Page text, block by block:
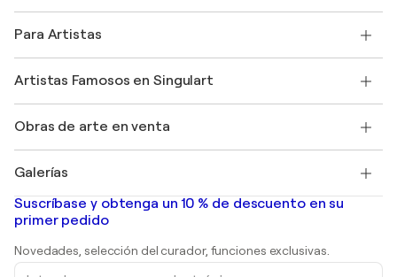
Ofrecer una tarjeta regalo
Unirse a nuestro programa comercial
Mi cuenta
Protección al comprador
+34 911 23 97 81
faq
Revista Singulart
Empleos
Descubre arte original seleccionado
Para Artistas
Inicie sesión como Artista
Artistas Famosos en Singulart
Marc Chagall
Banksy
Mr. Brainwash
Shepard Fairey
Obras de arte en venta
Pinturas abstractas en venta
pinturas de paisajes
Huellas dactilares
pinturas acrílicas
Galerías
Galerías de arte en España
Suscríbase y obtenga un 10 % de descuento en su
primer pedido
Novedades, selección del curador, funciones exclusivas.
Introduzca